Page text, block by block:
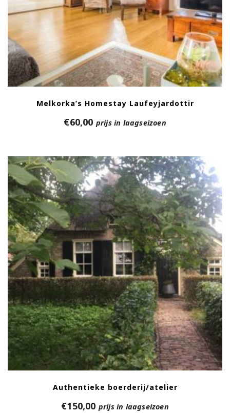
Melkorka’s Homestay Laufeyjardottir
€60,00 prijs in laagseizoen
Authentieke boerderij/atelier
€150,00 prijs in laagseizoen